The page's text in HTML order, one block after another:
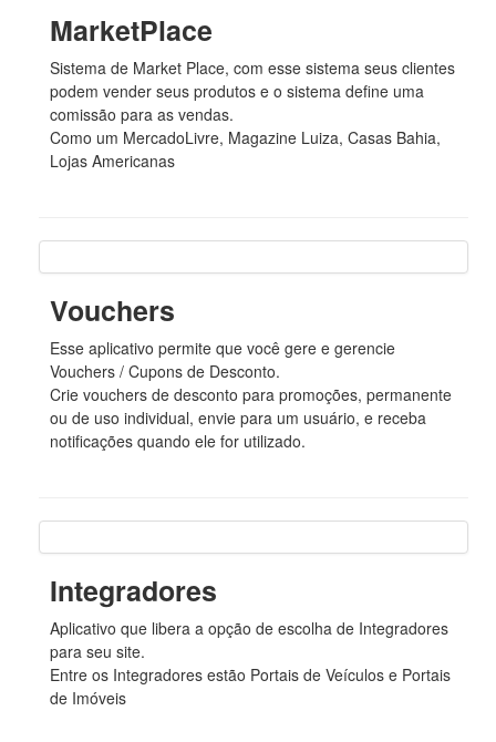
MarketPlace
Sistema de Market Place, com esse sistema seus clientes
podem vender seus produtos e o sistema define uma
comissão para as vendas.
Como um MercadoLivre, Magazine Luiza, Casas Bahia,
Lojas Americanas
Vouchers
Esse aplicativo permite que você gere e gerencie
Vouchers / Cupons de Desconto.
Crie vouchers de desconto para promoções, permanente
ou de uso individual, envie para um usuário, e receba
notificações quando ele for utilizado.
Integradores
Aplicativo que libera a opção de escolha de Integradores
para seu site.
Entre os Integradores estão Portais de Veículos e Portais
de Imóveis